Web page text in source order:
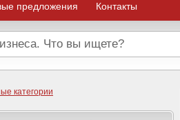
предложения Контакты
категории